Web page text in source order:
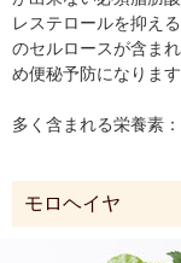
レステロールを抑え
のセルロースが含ま
め便秘予防になります
多く含まれる栄養素：
モロヘイヤ